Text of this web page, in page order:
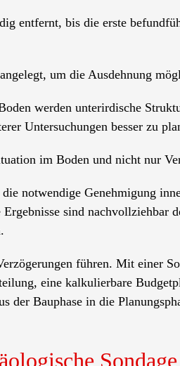
entfernt, bis die erste
um die Ausdehnung
werden unterirdische
Untersuchungen besser zu
im Boden und nicht nur
notwendige Genehmigung
sind nachvollziehbar
führen. Mit einer
eine kalkulierbare
der Bauphase in die